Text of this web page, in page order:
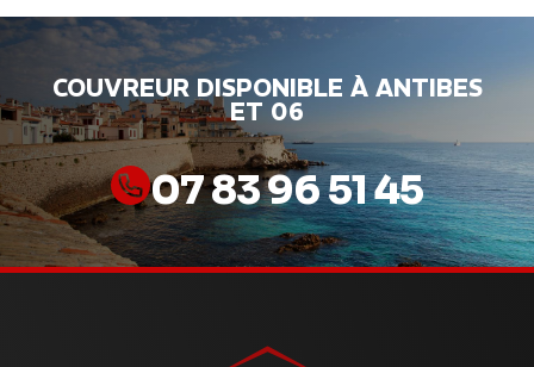
COUVREUR DISPONIBLE À ANTIBES
ET 06
07 83 96 51 45